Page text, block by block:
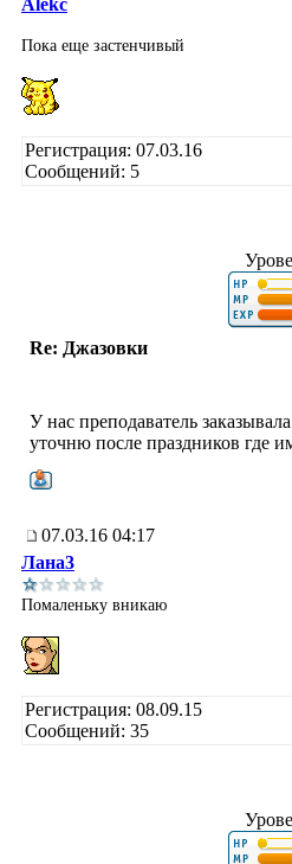
Alekc
Пока еще застенчивый
Регистрация: 07.03.16
Сообщений: 5
Re: Джазовки
У нас преподаватель
уточню после праздников где
07.03.16 04:17
Лана3
Помаленьку вникаю
Регистрация: 08.09.15
Сообщений: 35